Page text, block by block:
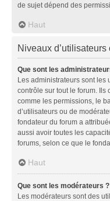
de sujet dépend des
Haut
Niveaux d’utilisateurs
Que sont les
Les administrateurs sont les
contrôle sur tout le forum. Ils
comme les permissions, le
d’utilisateurs ou de
fondateur du forum a
aussi avoir toutes les
forums, selon ce que le
Haut
Que sont les modérateurs ?
Les modérateurs sont des